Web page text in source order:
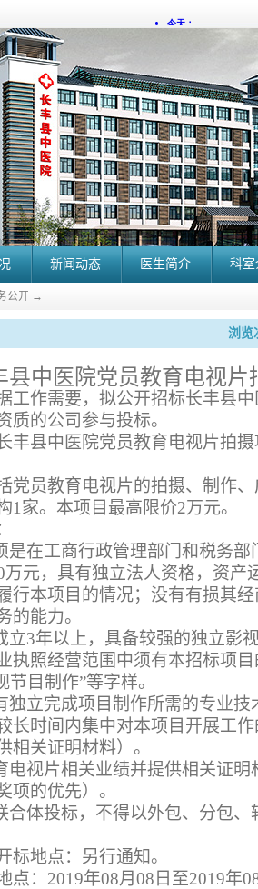
新闻动态 医生简介 科
公开 →
浏览
县中医院党员教育电视片
工作需要，拟公开招标长丰县
质的公司参与投标。
丰县中医院党员教育电视片拍
党员教育电视片的拍摄、制作
1家。本项目最高限价2万元。
是在工商行政管理部门和税务
万元，具有独立法人资格，资产
行本项目的情况；没有有损其
的能力。
立3年以上，具备较强的独立影
执照经营范围中须有本招标项
节目制作”等字样。
独立完成项目制作所需的专业
长时间内集中对本项目开展工
相关证明材料）。
电视片相关业绩并提供相关证
项的优先）。
合体投标，不得以外包、分包
标地点：另行通知。
点：2019年08月08日至2019年